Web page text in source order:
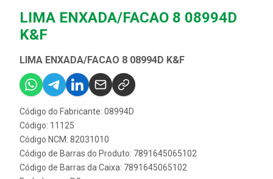
LIMA ENXADA/FACAO 8 08994D
K&F
LIMA ENXADA/FACAO 8 08994D K&F
Código do Fabricante: 08994D
Código: 11125
Código NCM: 82031010
Código de Barras do Produto: 7891645065102
Código de Barras da Caixa: 7891645065102